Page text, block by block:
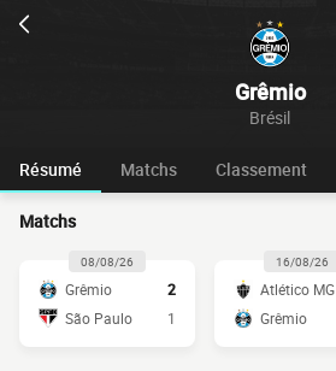
Grêmio
Brésil
Résumé Matchs Classement
Matchs
08/08/26
Grêmio
2
São Paulo
1
16/08/26
Atlético MG
Grêmio